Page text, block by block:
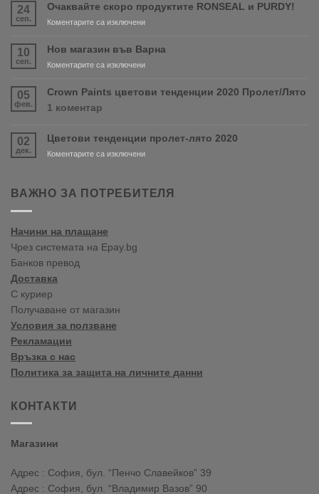
24
сеп.
Очаквайте скоро продуктите RONSEAL и PURDY!
Коментарите са изключениза
RONSEAL
PURDY!
10
сеп.
Нов магазин във Варна
Коментарите са изключениза
05
фев.
Crown Paints цветови тенденции 2020 Пролет/Лято
1 коментар
цветови
тенденции
Лято
02
дек.
Цветови тенденции пролет-лято 2020
Коментарите са изключениза
пролет-
ВАЖНО ЗА ПОТРЕБИТЕЛЯ
Начини на плащане
Чрез системата на Epay.bg
Банков превод
Доставка
С куриер
Получаване от магазин
Условия за ползване
Рекламации
Връзка с нас
Политика за защита на личните данни
КОНТАКТИ
Магазини
Адрес : София, бул. “Пенчо Славейков” 39
Адрес : София, бул. “Владимир Вазов” 90